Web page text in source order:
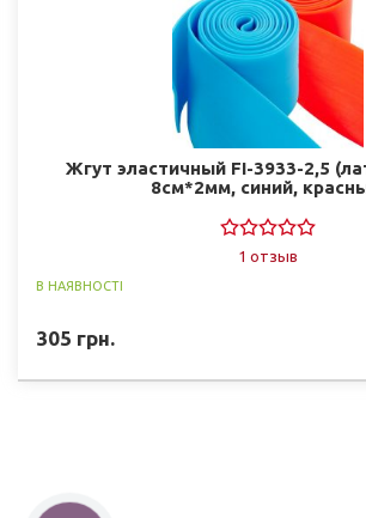
Жгут эластичный FI-3933-2,5
8см*2мм, синий,
1 отзыв
В НАЯВНОСТІ
305 грн.